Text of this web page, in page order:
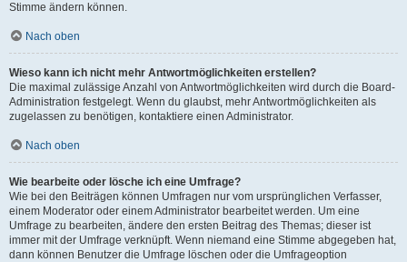
Stimme ändern können.
Nach oben
Wieso kann ich nicht mehr Antwortmöglichkeiten erstellen?
Die maximal zulässige Anzahl von Antwortmöglichkeiten wird durch die Board-
Administration festgelegt. Wenn du glaubst, mehr Antwortmöglichkeiten als
zugelassen zu benötigen, kontaktiere einen Administrator.
Nach oben
Wie bearbeite oder lösche ich eine Umfrage?
Wie bei den Beiträgen können Umfragen nur vom ursprünglichen Verfasser,
einem Moderator oder einem Administrator bearbeitet werden. Um eine
Umfrage zu bearbeiten, ändere den ersten Beitrag des Themas; dieser ist
immer mit der Umfrage verknüpft. Wenn niemand eine Stimme abgegeben hat,
dann können Benutzer die Umfrage löschen oder die Umfrageoption